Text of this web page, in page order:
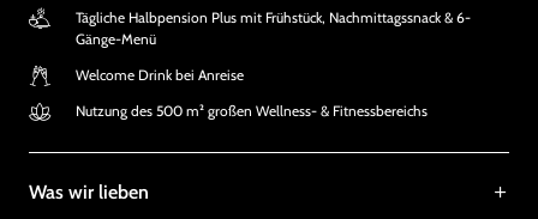
Tägliche Halbpension Plus mit Frühstück, Nachmittagssnack & 6-
Gänge-Menü
Welcome Drink bei Anreise
Nutzung des 500 m² großen Wellness- & Fitnessbereichs
Was wir lieben